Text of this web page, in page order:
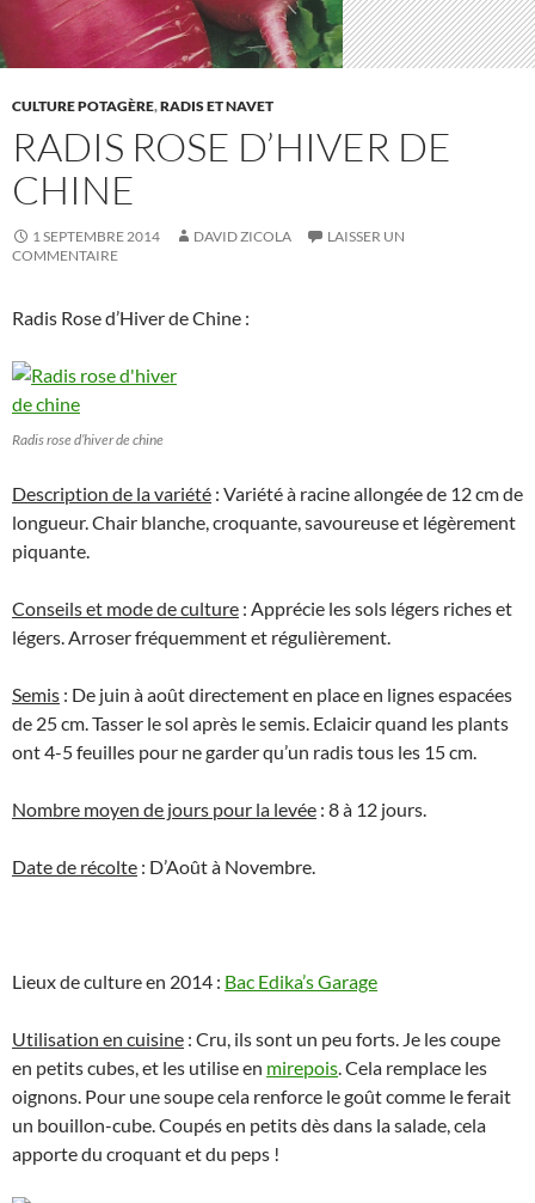
CULTURE POTAGÈRE,RADIS ET NAVET
RADIS ROSE D’HIVER DE
CHINE
1 SEPTEMBRE 2014 DAVID ZICOLA
LAISSER UN
COMMENTAIRE
Radis Rose d’Hiver de Chine :
Radis rose d’hiver de chine
Description de la variété : Variété à racine allongée de 12 cm de
longueur. Chair blanche, croquante, savoureuse et légèrement
piquante.
Conseils et mode de culture : Apprécie les sols légers riches et
légers. Arroser fréquemment et régulièrement.
Semis : De juin à août directement en place en lignes espacées
de 25 cm. Tasser le sol après le semis. Eclaicir quand les plants
ont 4-5 feuilles pour ne garder qu’un radis tous les 15 cm.
Nombre moyen de jours pour la levée : 8 à 12 jours.
Date de récolte : D’Août à Novembre.
Lieux de culture en 2014 : Bac Edika’s Garage
Utilisation en cuisine : Cru, ils sont un peu forts. Je les coupe
en petits cubes, et les utilise en mirepois . Cela remplace les
oignons. Pour une soupe cela renforce le goût comme le ferait
un bouillon-cube. Coupés en petits dès dans la salade, cela
apporte du croquant et du peps !